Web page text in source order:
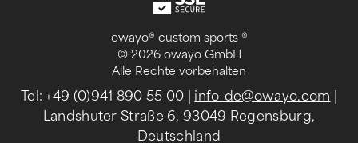
owayo® custom sports ®
© 2026 owayo GmbH
Alle Rechte vorbehalten
Tel: +49 (0)941 890 55 00 info-de@owayo.com
Landshuter Straße 6, 93049 Regensburg,
Deutschland